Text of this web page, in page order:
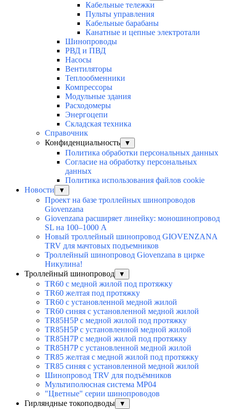
Кабельные тележки
Пульты управления
Кабельные барабаны
Канатные и цепные электротали
Шинопроводы
РВД и ПВД
Насосы
Вентиляторы
Теплообменники
Компрессоры
Модульные здания
Расходомеры
Энергоцепи
Складская техника
Справочник
Конфиденциальность
▼
Политика обработки персональных данных
Согласие на обработку персональных
данных
Политика использования файлов cookie
Новости
▼
Проект на базе троллейных шинопроводов
Giovenzana
Giovenzana расширяет линейку: моношинопровод
SL на 100–1000 А
Новый троллейный шинопровод GIOVENZANA
TRV для мачтовых подъемников
Троллейный шинопровод Giovenzana в цирке
Никулина!
Троллейный шинопровод
▼
TR60 с медной жилой под протяжку
TR60 желтая под протяжку
TR60 с установленной медной жилой
TR60 синяя с установленной медной жилой
TR85H5P с медной жилой под протяжку
TR85H5P с установленной медной жилой
TR85H7P с медной жилой под протяжку
TR85H7P с установленной медной жилой
TR85 желтая с медной жилой под протяжку
TR85 синяя с установленной медной жилой
Шинопровод TRV для подъёмников
Мультиполюсная система MP04
"Цветные" серии шинопроводов
Гирляндные токоподводы
▼